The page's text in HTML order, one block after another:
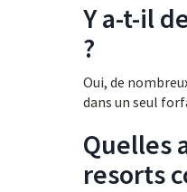
Y a-t-il
?
Oui, de
dans un seul
Quelles
resorts